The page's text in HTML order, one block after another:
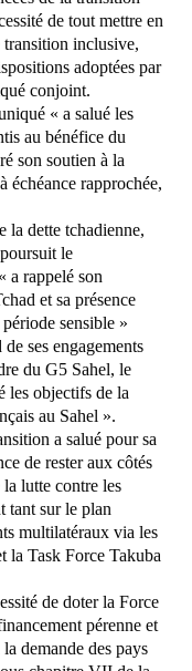
de tout mettre en
inclusive,
adoptées par
conjoint.
« a salué les
au bénéfice du
son soutien à la
échéance rapprochée,
la dette tchadienne,
le
a rappelé son
et sa présence
sensible »
ses engagements
du G5 Sahel, le
les objectifs de la
au Sahel ».
a salué pour sa
de rester aux côtés
la lutte contre les
tant sur le plan
multilatéraux via les
la Task Force Takuba
de doter la Force
pérenne et
demande des pays